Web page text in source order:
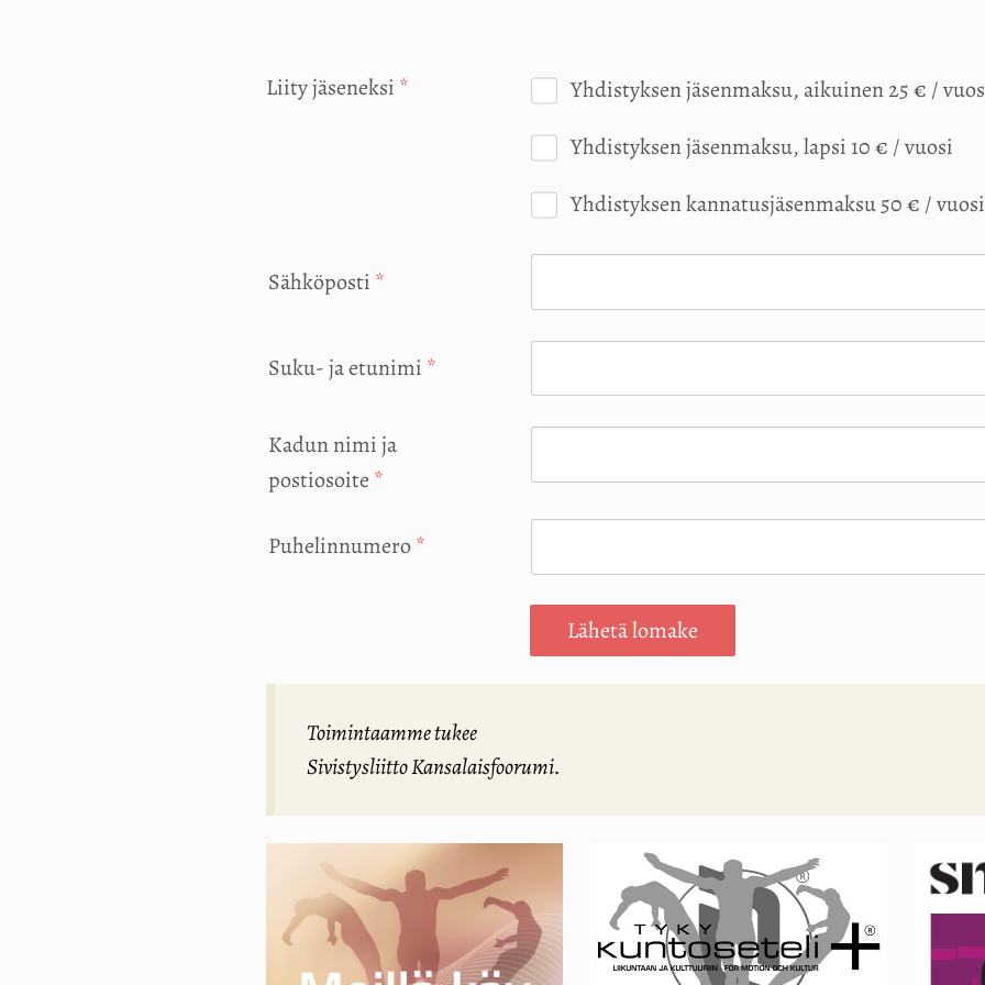
Liity jäseneksi *
Yhdistyksen jäsenmaksu, aikuinen 25 € /
Yhdistyksen jäsenmaksu, lapsi 10 € / vuosi
Yhdistyksen kannatusjäsenmaksu 50 € / vuosi
Sähköposti *
Suku- ja etunimi *
Kadun nimi ja
postiosoite *
Puhelinnumero*
Lähetä lomake
Toimintaamme tukee
Sivistysliitto Kansalaisfoorumi.